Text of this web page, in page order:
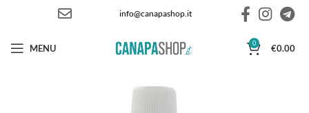
info@canapashop.it
MENU 0 €0.00